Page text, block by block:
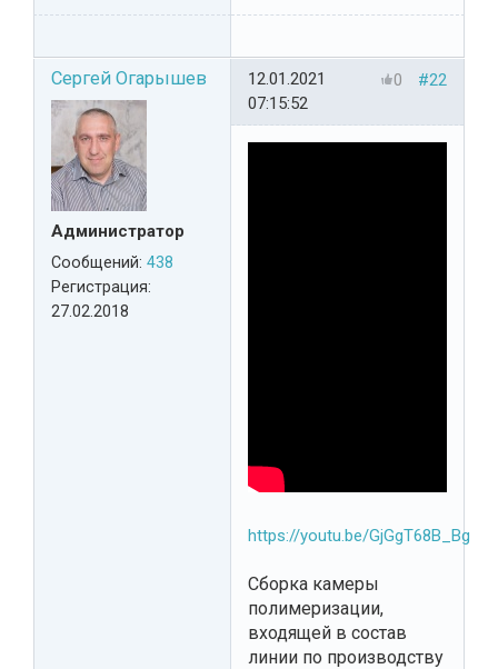
Сергей Огарышев
Администратор
Сообщений: 438
Регистрация:
27.02.2018
#22
0
12.01.2021
07:15:52
https://youtu.be/GjGgT68B_Bg
Сборка камеры
полимеризации,
входящей в состав
линии по производству